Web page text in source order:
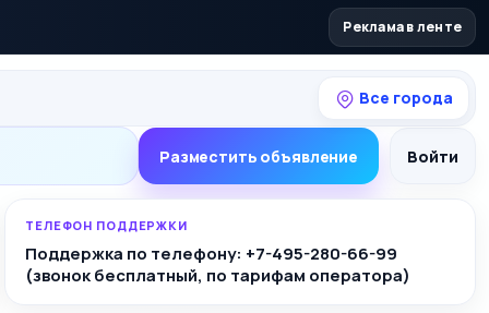
Реклама в ленте
Все города
Разместить объявление Войти
ТЕЛЕФОН ПОДДЕРЖКИ
Поддержка по телефону: +7-495-280-66-99
(звонок бесплатный, по тарифам оператора)